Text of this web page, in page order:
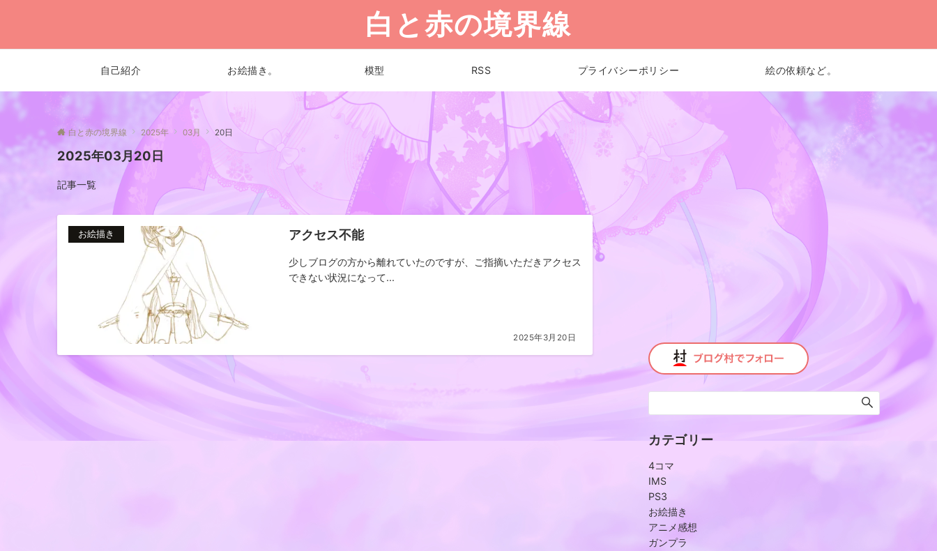
白と赤の境界線
自己紹介 お絵描き。 模型 RSS プライバシーポリシー 絵の依頼など。
白と赤の境界線 2025年 03月 20日
2025年03月20日
記事一覧
お絵描き アクセス不能
少しブログの方から離れていたのですが、ご指摘いただきアクセス
できない状況になって...
2025年3月20日
カテゴリー
4コマ
IMS
PS3
お絵描き
アニメ感想
ガンプラ